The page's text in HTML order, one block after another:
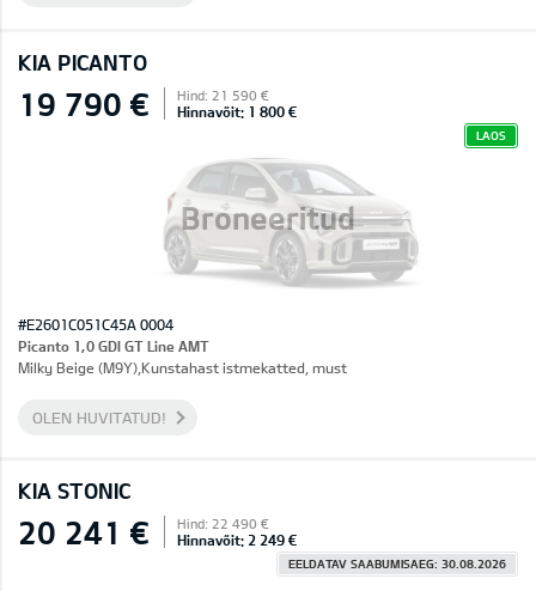
KIA PICANTO
Broneeritud
19 790 € Hind: 21 590 €
Hinnavõit: 1 800 €
LAOS
#E2601C051C45A 0004
Picanto 1,0 GDI GT Line AMT
Milky Beige (M9Y),Kunstahast istmekatted, must
OLEN HUVITATUD!
KIA STONIC
20 241 € Hind: 22 490 €
Hinnavõit: 2 249 €
EELDATAV SAABUMISAEG: 30.08.2026